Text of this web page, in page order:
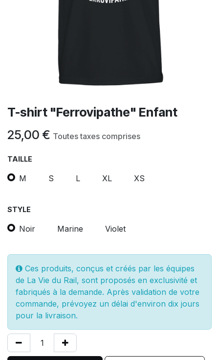
T-shirt "Ferrovipathe" Enfant
25,00 € Toutes taxes comprises
TAILLE
M S L XL XS
STYLE
Noir Marine Violet
Ces produits, conçus et créés par les équipes
de La Vie du Rail, sont proposés en exclusivité et
fabriqués à la demande. Après validation de votre
commande, prévoyez un délai d'environ dix jours
pour la livraison.